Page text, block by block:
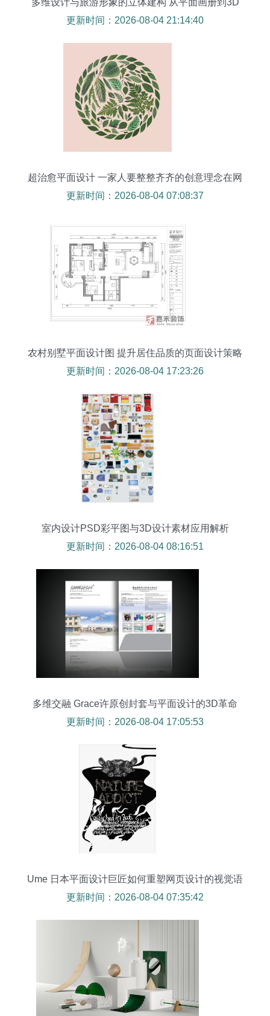
多维设计与旅游形象的立体建构 从平面画册到3D
设计的融合实践
更新时间：2026-08-04 21:14:40
超治愈平面设计 一家人要整整齐齐的创意理念在网
页中的应用
更新时间：2026-08-04 07:08:37
农村别墅平面设计图 提升居住品质的页面设计策略
更新时间：2026-08-04 17:23:26
室内设计PSD彩平图与3D设计素材应用解析
更新时间：2026-08-04 08:16:51
多维交融 Grace许原创封套与平面设计的3D革命
更新时间：2026-08-04 17:05:53
Ume 日本平面设计巨匠如何重塑网页设计的视觉语
言
更新时间：2026-08-04 07:35:42